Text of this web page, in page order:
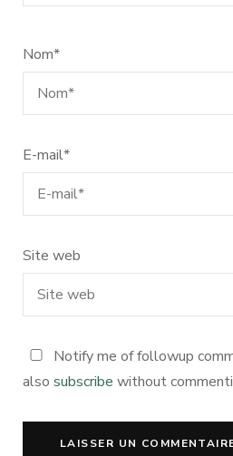
Nom*
E-mail*
Site web
Notify me of followup
also subscribe without